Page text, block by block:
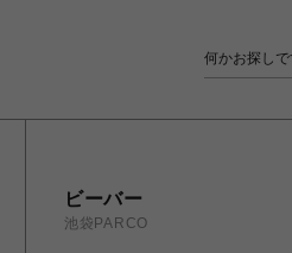
ビーバー
池袋PARCO